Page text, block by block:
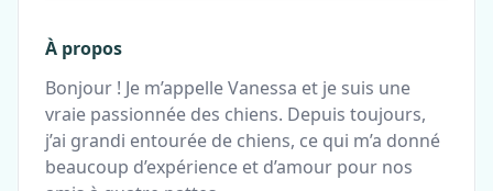
À propos
Bonjour ! Je m’appelle Vanessa et je suis une
vraie passionnée des chiens. Depuis toujours,
j’ai grandi entourée de chiens, ce qui m’a donné
beaucoup d’expérience et d’amour pour nos